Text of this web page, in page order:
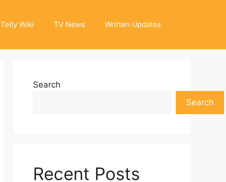
Telly Wiki TV News Written Updates
Search
Search
Recent Posts